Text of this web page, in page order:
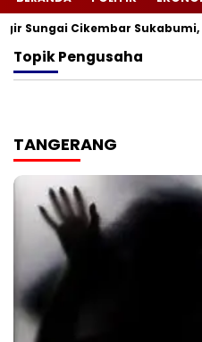
Cikembar Sukabumi,
TopikPengusaha
TANGERANG